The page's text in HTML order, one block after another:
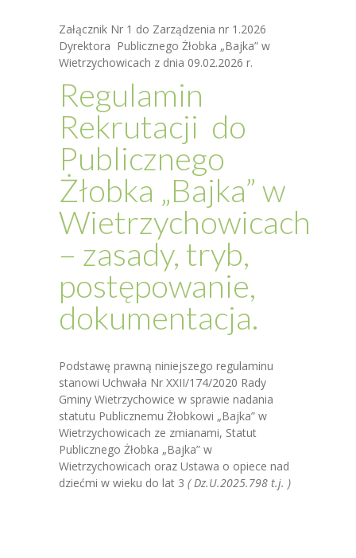
-- Gry i zabawy
-- GUS
Rekrutacja
-- Informacje
-- Jak przygotować dziecko do żłobka?
-- Co przygotować na pierwszy dzień w żłobku?
-- Regulamin rekrutacji
Dokumenty
-- Statut żłobka
-- Regulamin organizacyjny
-- Procedury bezpieczeństwa
-- RODO
-- Deklaracja dostępności
Kontakt
Załącznik Nr 1 do Zarządzenia nr 1.2026
Dyrektora Publicznego Żłobka „Bajka” w
Wietrzychowicach z dnia 09.02.2026 r.
Regulamin
Rekrutacji do
Publicznego
Żłobka „Bajka” w
Wietrzychowicach
­– zasady, tryb,
postępowanie,
dokumentacja.
Podstawę prawną niniejszego regulaminu
stanowi Uchwała Nr XXII/174/2020 Rady
Gminy Wietrzychowice w sprawie nadania
statutu Publicznemu Żłobkowi „Bajka” w
Wietrzychowicach ze zmianami, Statut
Publicznego Żłobka „Bajka” w
Wietrzychowicach oraz Ustawa o opiece nad
dziećmi w wieku do lat 3 ( Dz.U.2025.798 t.j. )